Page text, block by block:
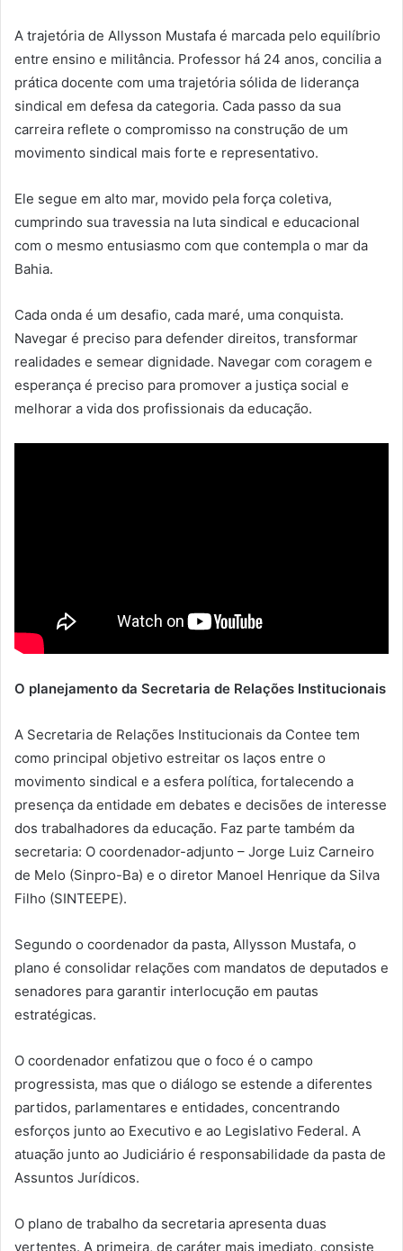
A trajetória de Allysson Mustafa é marcada pelo equilíbrio
entre ensino e militância. Professor há 24 anos, concilia a
prática docente com uma trajetória sólida de liderança
sindical em defesa da categoria. Cada passo da sua
carreira reflete o compromisso na construção de um
movimento sindical mais forte e representativo.
Ele segue em alto mar, movido pela força coletiva,
cumprindo sua travessia na luta sindical e educacional
com o mesmo entusiasmo com que contempla o mar da
Bahia.
Cada onda é um desafio, cada maré, uma conquista.
Navegar é preciso para defender direitos, transformar
realidades e semear dignidade. Navegar com coragem e
esperança é preciso para promover a justiça social e
melhorar a vida dos profissionais da educação.
O planejamento da Secretaria de Relações Institucionais
A Secretaria de Relações Institucionais da Contee tem
como principal objetivo estreitar os laços entre o
movimento sindical e a esfera política, fortalecendo a
presença da entidade em debates e decisões de interesse
dos trabalhadores da educação. Faz parte também da
secretaria: O coordenador-adjunto – Jorge Luiz Carneiro
de Melo (Sinpro-Ba) e o diretor Manoel Henrique da Silva
Filho (SINTEEPE).
Segundo o coordenador da pasta, Allysson Mustafa, o
plano é consolidar relações com mandatos de deputados e
senadores para garantir interlocução em pautas
estratégicas.
O coordenador enfatizou que o foco é o campo
progressista, mas que o diálogo se estende a diferentes
partidos, parlamentares e entidades, concentrando
esforços junto ao Executivo e ao Legislativo Federal. A
atuação junto ao Judiciário é responsabilidade da pasta de
Assuntos Jurídicos.
O plano de trabalho da secretaria apresenta duas
vertentes. A primeira, de caráter mais imediato, consiste